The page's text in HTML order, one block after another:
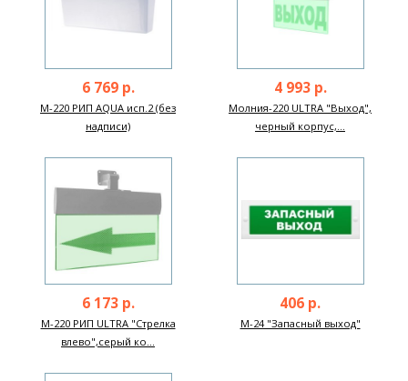
6 769 р.
М-220 РИП AQUA исп.2 (без
надписи)
4 993 р.
Молния-220 ULTRA "Выход",
черный корпус,...
6 173 р.
М-220 РИП ULTRA "Стрелка
влево",серый ко...
406 р.
М-24 "Запасный выход"